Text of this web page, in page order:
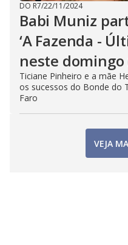
DO R7/22/11/2024
Babi Muniz
‘A Fazenda -
neste domingo
Ticiane Pinheiro e a mãe
os sucessos do Bonde do
Faro
VEJA